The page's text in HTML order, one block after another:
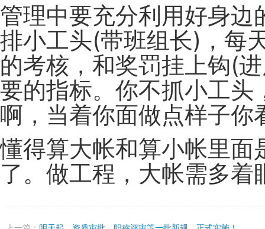
管理中要充分利用好身
排小工头(带班组长)，每
的考核，和奖罚挂上钩(
要的指标。你不抓小工
啊，当着你面做点样子
懂得算大帐和算小帐里
了。做工程，大帐需多